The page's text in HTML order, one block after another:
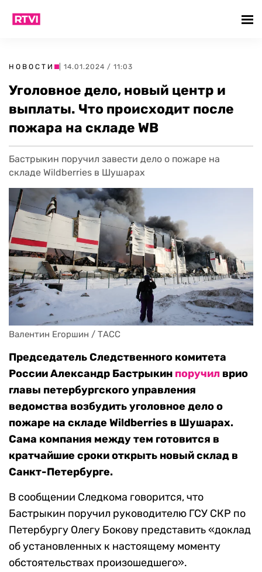
НОВОСТИ | 14.01.2024 / 11:03
Уголовное дело, новый центр и
выплаты. Что происходит после
пожара на складе WB
Бастрыкин поручил завести дело о пожаре на
складе Wildberries в Шушарах
Валентин Егоршин / ТАСС
Председатель Следственного комитета
России Александр Бастрыкин поручил врио
главы петербургского управления
ведомства возбудить уголовное дело о
пожаре на складе Wildberries в Шушарах.
Сама компания между тем готовится в
кратчайшие сроки открыть новый склад в
Санкт-Петербурге.
В сообщении Следкома говорится, что
Бастрыкин поручил руководителю ГСУ СКР по
Петербургу Олегу Бокову представить «доклад
об установленных к настоящему моменту
обстоятельствах произошедшего».